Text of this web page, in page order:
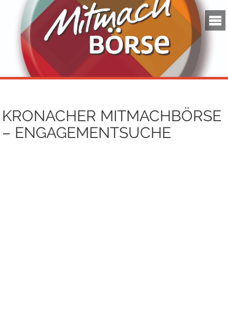
KRONACHER MITMACHBÖRSE
– ENGAGEMENTSUCHE